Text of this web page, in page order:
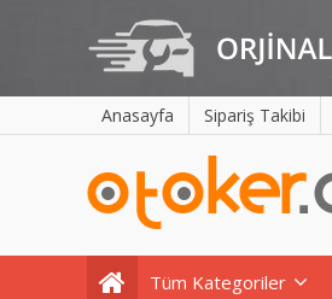
Anasayfa Sipariş Takibi
Tüm Kategoriler